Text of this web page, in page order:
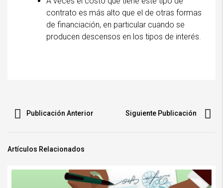
contrato es más alto que el de otras formas
de financiación, en particular cuando se
producen descensos en los tipos de interés.
Publicación Anterior Siguiente Publicación
Artículos Relacionados